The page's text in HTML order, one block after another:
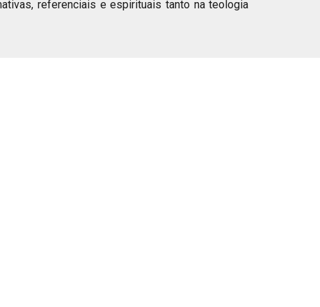
referenciais e espirituais tanto na teologia